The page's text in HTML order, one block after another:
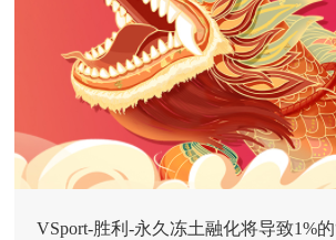
VSport-胜利-永久冻土融化将导致1%